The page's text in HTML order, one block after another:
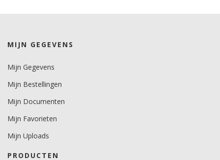
Brandveiligheidscertificaat
MIJN GEGEVENS
Mijn Gegevens
Mijn Bestellingen
Mijn Documenten
Mijn Favorieten
Mijn Uploads
PRODUCTEN